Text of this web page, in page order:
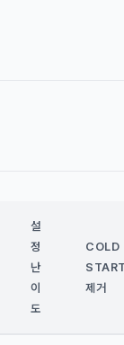
설
정
난
이
도
COLD
제거